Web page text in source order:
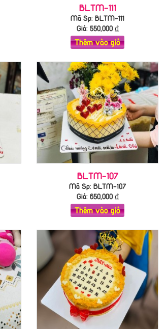
BLTM-111
Mã Sp: BLTM-111
Giá: 550,000₫
Thêm vào giỏ
BLTM-107
Mã Sp: BLTM-107
Giá: 650,000₫
Thêm vào giỏ